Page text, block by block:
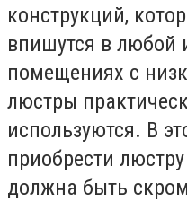
конструкций,
впишутся в любой
помещениях с
люстры
используются. В
приобрести
должна быть